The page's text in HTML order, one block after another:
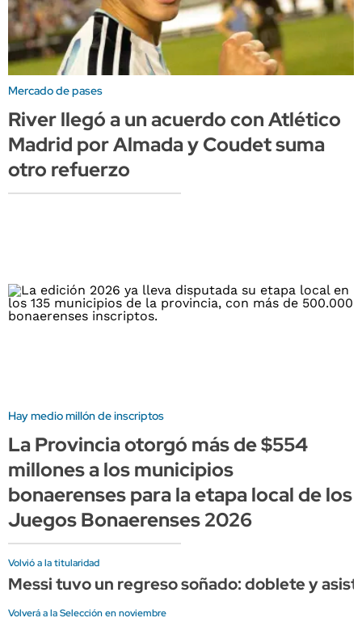
Mercado de pases
River llegó a un acuerdo con Atlético
Madrid por Almada y Coudet suma
otro refuerzo
Hay medio millón de inscriptos
La Provincia otorgó más de $554
millones a los municipios
bonaerenses para la etapa local de los
Juegos Bonaerenses 2026
Volvió a la titularidad
Messi tuvo un regreso soñado: doblete y
Volverá a la Selección en noviembre